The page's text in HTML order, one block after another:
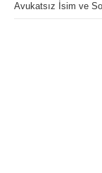
Avukatsız İsim ve